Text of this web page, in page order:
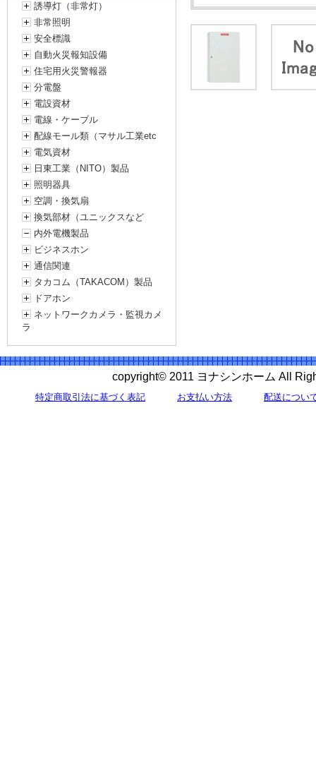
誘導灯（非常灯）
非常照明
安全標識
自動火災報知設備
住宅用火災警報器
分電盤
電設資材
電線・ケーブル
配線モール類（マサル工業etc
電気資材
日東工業（NITO）製品
照明器具
空調・換気扇
換気部材（ユニックスなど
内外電機製品
ビジネスホン
通信関連
タカコム（TAKACOM）製品
ドアホン
ネットワークカメラ・監視カメ
ラ
copyright© 2011 ヨナシンホーム All
特定商取引法に基づく表記 お支払い方法 配送につい